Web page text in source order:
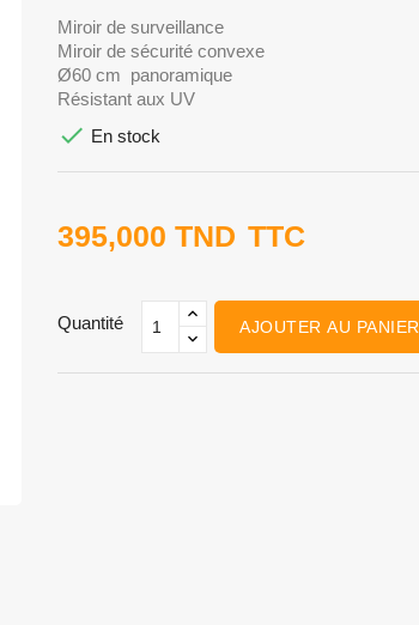
Miroir de surveillance
Miroir de sécurité convexe
Ø60 cm panoramique
Résistant aux UV
 En stock
395,000 TND TTC
Quantité AJOUTER AU PANIER